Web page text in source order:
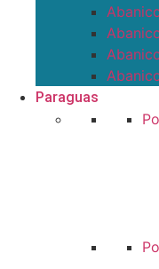
Paraguas